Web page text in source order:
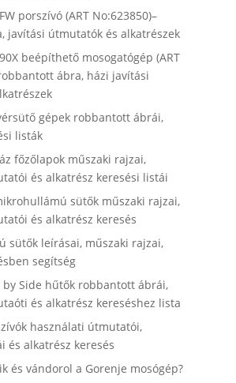
porszívó (ART No:623850)–
javítási útmutatók és alkatrészek
beépíthető mosogatógép (ART
ábra, házi javítási
gépek robbantott ábrái,
listák
főzőlapok műszaki rajzai,
és alkatrész keresési listái
sütők műszaki rajzai,
és alkatrész keresés
sütők leírásai, műszaki rajzai,
segítség
Side hűtők robbantott ábrái,
és alkatrész kereséshez lista
használati útmutatói,
és alkatrész keresés
és vándorol a Gorenje mosógép?